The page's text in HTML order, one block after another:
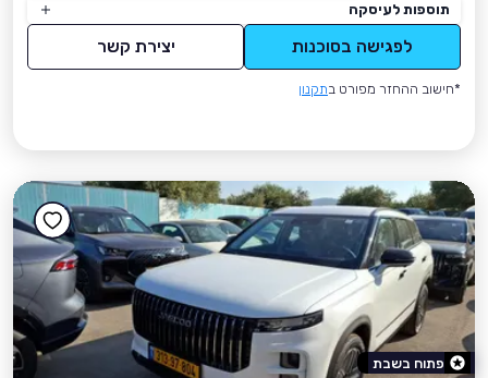
תוספות לעיסקה
לפגישה בסוכנות יצירת קשר
*חישוב ההחזר מפורט בתקנון
פתוח בשבת